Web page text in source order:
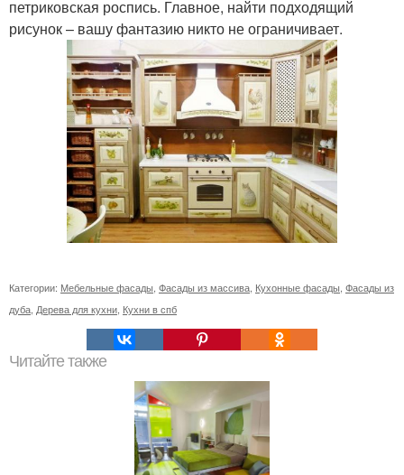
петриковская роспись. Главное, найти подходящий
рисунок – вашу фантазию никто не ограничивает.
Категории: Мебельные фасады, Фасады из массива, Кухонные фасады, Фасады из
дуба, Дерева для кухни, Кухни в спб
Читайте также